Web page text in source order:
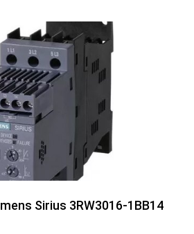
Sirius 3RW3016-1BB14